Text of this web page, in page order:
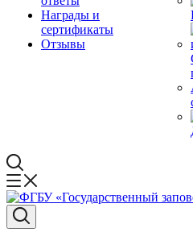
Награды и
сертификаты
Отзывы